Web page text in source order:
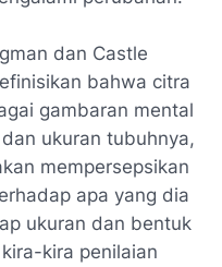
dan Castle
bahwa citra
gambaran mental
ukuran tubuhnya,
mempersepsikan
apa yang dia
ukuran dan bentuk
kira penilaian